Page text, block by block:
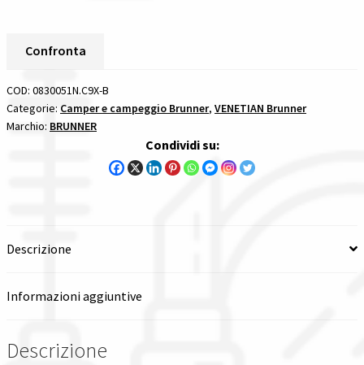
Tutte le categorie dei prodotti
quantità
Confronta
COD: 0830051N.C9X-B
Categorie: Camper e campeggio Brunner, VENETIAN Brunner
Marchio: BRUNNER
Condividi su:
Descrizione
Informazioni aggiuntive
Descrizione